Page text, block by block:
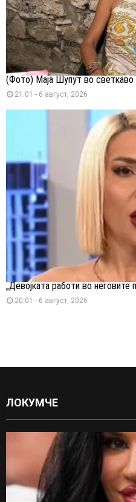
(Фото) Маја Шупут во светкаво
21:01 - 6 август, 2026
„Девојката работи во неговите
20:01 - 6 август, 2026
ЛОКУМЧЕ